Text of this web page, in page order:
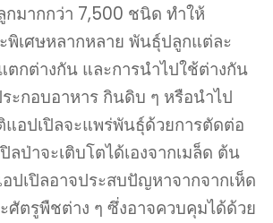
มากกว่า 7,500 ชนิด ทำให้
เศษหลากหลาย พันธุ์ปลูกแต่ละ
กต่างกัน และการนำไปใช้ต่างกัน
ะกอบอาหาร กินดิบ ๆ หรือนำไป
แอปเปิลจะแพร่พันธุ์ด้วยการตัดต่อ
ลป่าจะเติบโตได้เองจากเมล็ด ต้น
ปเปิลอาจประสบปัญหาจากจากเห็ด
ศัตรูพืชต่าง ๆ ซึ่งอาจควบคุมได้ด้วย